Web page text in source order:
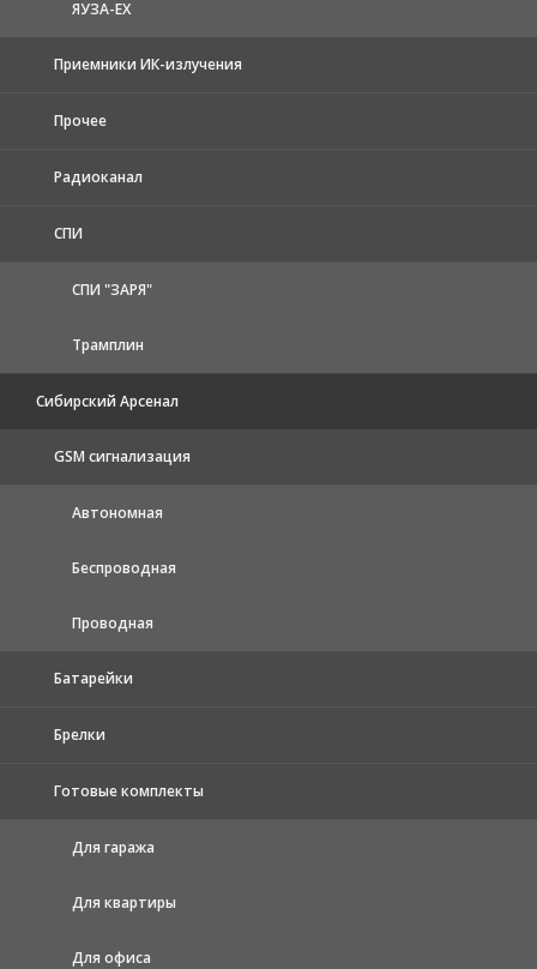
ЯУЗА-ЕХ
Приемники ИК-излучения
Прочее
Радиоканал
СПИ
СПИ "ЗАРЯ"
Трамплин
Сибирский Арсенал
GSM сигнализация
Автономная
Беспроводная
Проводная
Батарейки
Брелки
Готовые комплекты
Для гаража
Для квартиры
Для офиса